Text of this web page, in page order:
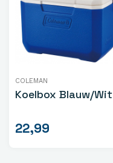
COLEMAN
Koelbox Blauw/Wit
22,99